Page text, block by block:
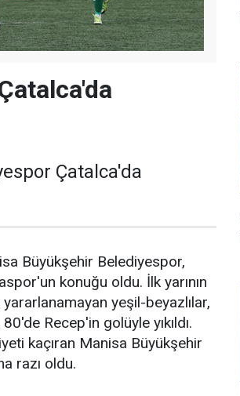
Çatalca'da
Büyükşehir Belediyespor,
konuğu oldu. İlk yarının
yeşil-beyazlılar,
Recep'in golüyle yıkıldı.
kaçıran Manisa Büyükşehir
razı oldu.